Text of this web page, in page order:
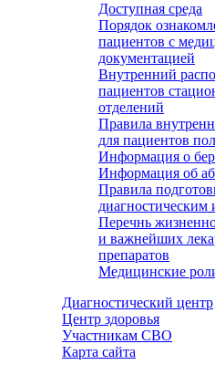
Доступная среда
Порядок
пациентов с
документацией
Внутренний
пациентов
отделений
Правила
для пациентов
Информация о
Информация об
Правила
диагностическим
Перечнь
и важнейших
препаратов
Медицинские
Диагностический центр
Центр здоровья
Участникам СВО
Карта сайта